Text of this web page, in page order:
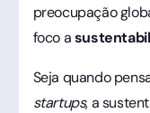
preocupação
foco a
Seja quando
startups, a